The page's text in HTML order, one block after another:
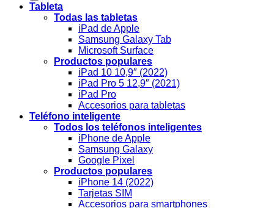
Tableta
Todas las tabletas
iPad de Apple
Samsung Galaxy Tab
Microsoft Surface
Productos populares
iPad 10 10,9″ (2022)
iPad Pro 5 12,9″ (2021)
iPad Pro
Accesorios para tabletas
Teléfono inteligente
Todos los teléfonos inteligentes
iPhone de Apple
Samsung Galaxy
Google Pixel
Productos populares
iPhone 14 (2022)
Tarjetas SIM
Accesorios para smartphones